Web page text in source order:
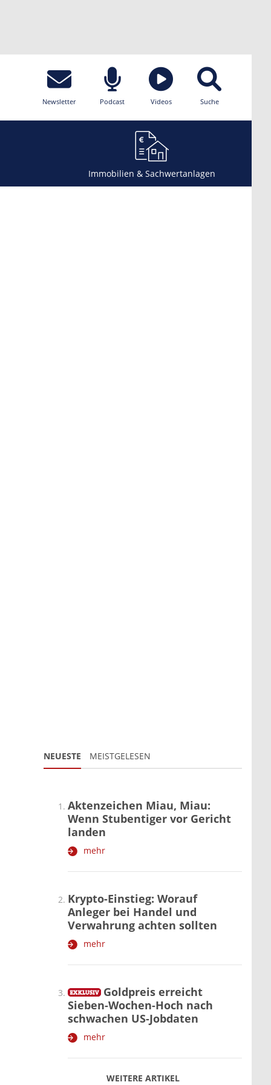
Newsletter Podcast Videos Suche
Immobilien & Sachwertanlagen
NEUESTE MEISTGELESEN
WEITERE ARTIKEL
zurückweiter
Aktenzeichen Miau, Miau:
Wenn Stubentiger vor Gericht
landen
mehr
Krypto-Einstieg: Worauf
Anleger bei Handel und
Verwahrung achten sollten
mehr
Goldpreis erreicht
Sieben-Wochen-Hoch nach
schwachen US-Jobdaten
mehr